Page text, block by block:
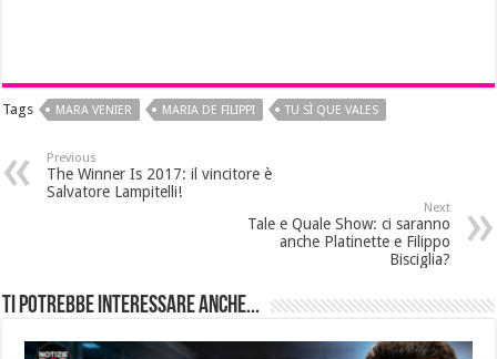
Tags MARA VENIER MARIA DE FILIPPI TU SÌ QUE VALES
Previous
The Winner Is 2017: il vincitore è
Salvatore Lampitelli!
Next
Tale e Quale Show: ci saranno
anche Platinette e Filippo
Bisciglia?
Ti potrebbe interessare anche...